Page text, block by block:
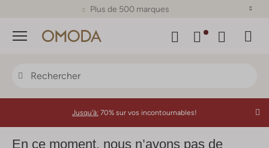
Plus de 500 marques
Menu
Jusqu'à: 70% sur vos incontournables!
En ce moment, nous n’avons pas de